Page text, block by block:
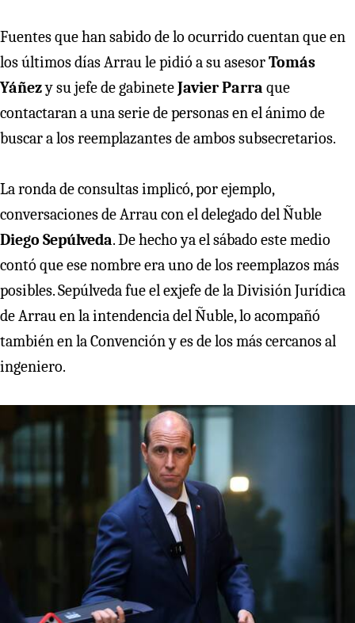
Fuentes que han sabido de lo ocurrido cuentan que en
los últimos días Arrau le pidió a su asesorTomás
Yáñezy su jefe de gabineteJavier Parra que
contactaran a una serie de personas en el ánimo de
buscar a los reemplazantes de ambos subsecretarios.
La ronda de consultas implicó, por ejemplo,
conversaciones de Arrau con el delegado del Ñuble
Diego Sepúlveda. De hecho ya el sábado este medio
contó que ese nombre era uno de los reemplazos más
posibles. Sepúlveda fue el exjefe de la División Jurídica
de Arrau en la intendencia del Ñuble, lo acompañó
también en la Convención y es de los más cercanos al
ingeniero.